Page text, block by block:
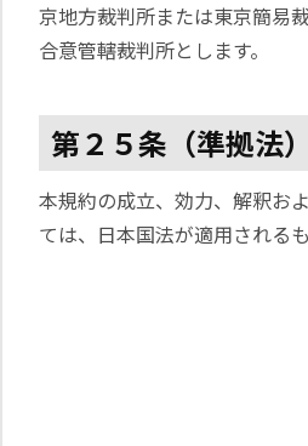
京地方裁判所または東京簡易
合意管轄裁判所とします。
第２５条（準拠法）
本規約の成立、効力、解釈お
ては、日本国法が適用される